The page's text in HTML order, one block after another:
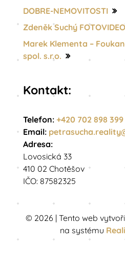
DOBRE-NEMOVITOSTI
Zdeněk Suchý FOTOVIDEO
Marek Klementa –
spol. s.r.o.
Kontakt:
Telefon: +420 702 898 399
Email:
Adresa:
Lovosická 33
410 02 Chotěšov
IČO: 87582325
© 2026 | Tento web
na systému